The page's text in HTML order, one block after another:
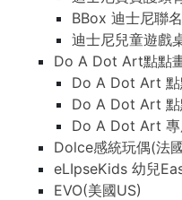
BBox 迪士尼聯
迪士尼兒童遊戲
Do A Dot Art點點
Do A Dot Art 點
Do A Dot Art 點
Do A Dot Art 專
Dolce感統玩偶(法
eLIpseKids 幼兒
EVO(美國US)